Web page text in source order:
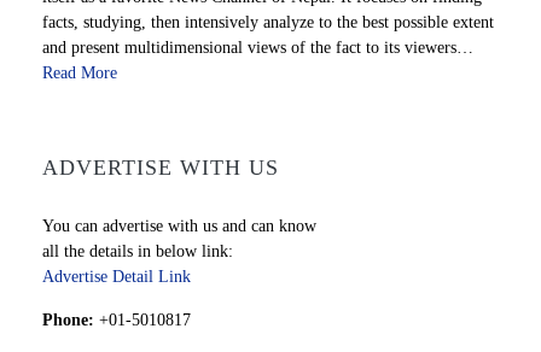
facts, studying, then intensively analyze to the best possible extent
and present multidimensional views of the fact to its viewers…
Read More
ADVERTISE WITH US
You can advertise with us and can know
all the details in below link:
Advertise Detail Link
Phone: +01-5010817